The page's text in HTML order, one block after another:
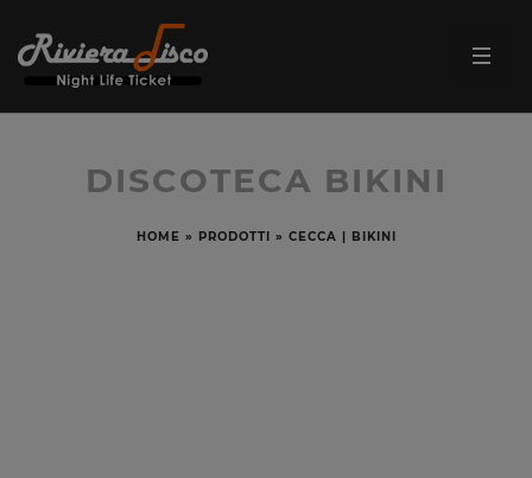
DISCOTECA BIKINI
HOME » PRODOTTI » CECCA | BIKINI